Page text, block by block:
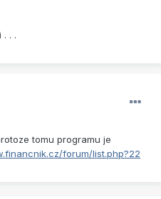
. .
tomu programu je
forum/list.php?22